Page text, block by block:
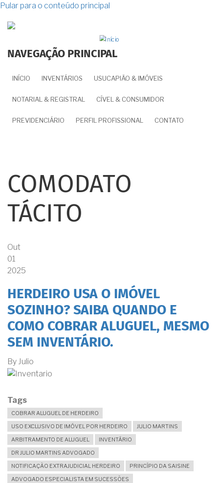
Pular para o conteúdo principal
NAVEGAÇÃO PRINCIPAL
INÍCIO INVENTÁRIOS USUCAPIÃO & IMÓVEIS
NOTARIAL & REGISTRAL CÍVEL & CONSUMIDOR
PREVIDENCIÁRIO PERFIL PROFISSIONAL CONTATO
COMODATO
TÁCITO
Out
01
2025
HERDEIRO USA O IMÓVEL
SOZINHO? SAIBA QUANDO E
COMO COBRAR ALUGUEL, MESMO
SEM INVENTÁRIO.
By Julio
Tags
COBRAR ALUGUEL DE HERDEIRO
USO EXCLUSIVO DE IMÓVEL POR HERDEIRO
JULIO MARTINS
ARBITRAMENTO DE ALUGUEL
INVENTÁRIO
DR JULIO MARTINS ADVOGADO
NOTIFICAÇÃO EXTRAJUDICIAL HERDEIRO
PRINCÍPIO DA SAISINE
ADVOGADO ESPECIALISTA EM SUCESSÕES